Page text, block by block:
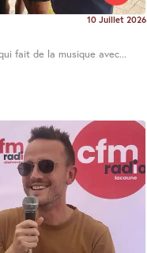
10 Juillet 2026
fait de la musique avec...